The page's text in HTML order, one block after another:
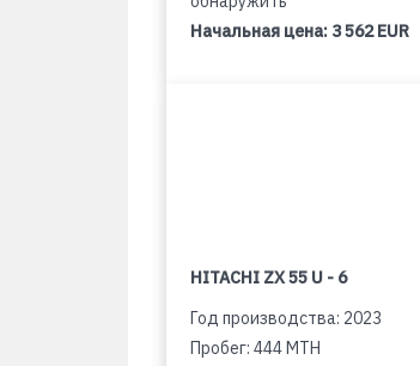
Начальная цена: 3 562 EUR
HITACHI ZX 55 U - 6
Год производства: 2023
Пробег: 444 MTH